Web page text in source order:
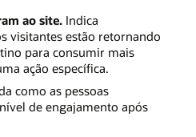
ao site.Indica
visitantes estão retornando
para consumir mais
ação específica.
como as pessoas
de engajamento após